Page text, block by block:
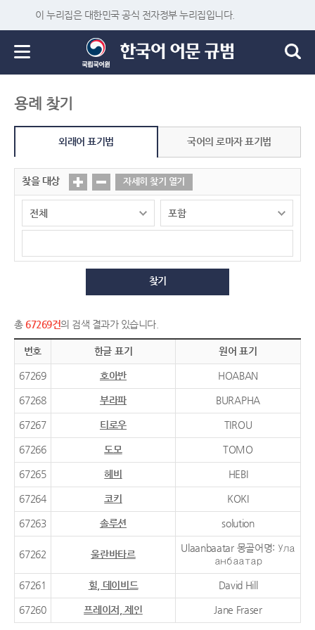
이 누리집은 대한민국 공식 전자정부 누리집입니다.
용례 찾기
외래어 표기법 국어의 로마자 표기법
찾을 대상 자세히 찾기 열기
찾기
총 67269건의 검색 결과가 있습니다.
번호 한글 표기 원어 표기
67269 호아반 HOABAN
67268 부라파 BURAPHA
67267 티로우 TIROU
67266 도모 TOMO
67265 헤비 HEBI
67264 코키 KOKI
67263 솔루션 solution
67262 울란바타르
Ulaanbaatar 몽골어명: Ула
анбаатар
67261 힐, 데이비드 David Hill
67260 프레이저, 제인 Jane Fraser